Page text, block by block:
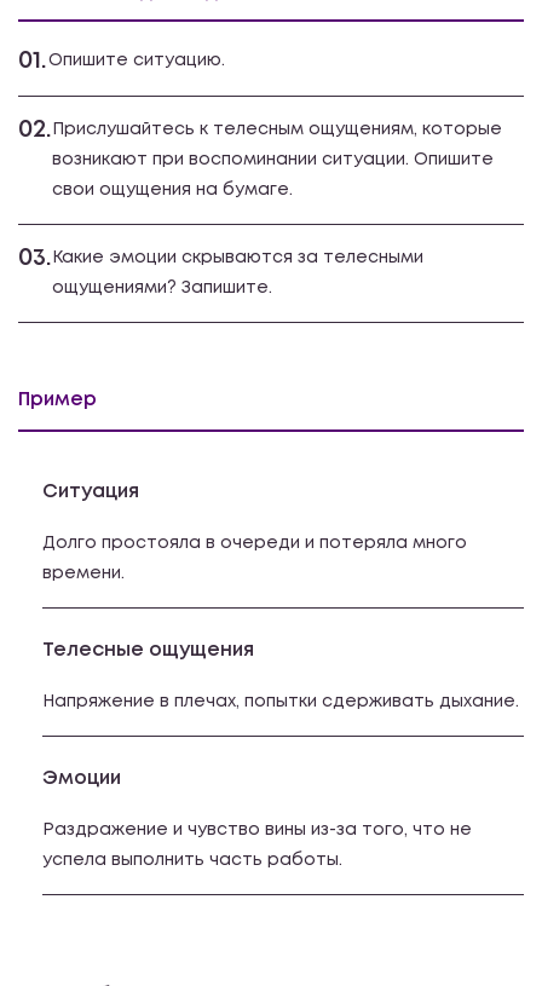
01.Опишите ситуацию.
02. Прислушайтесь к телесным ощущениям, которые
возникают при воспоминании ситуации. Опишите
свои ощущения на бумаге.
03. Какие эмоции скрываются за телесными
ощущениями? Запишите.
Пример
Ситуация
Долго простояла в очереди и потеряла много
времени.
Телесные ощущения
Напряжение в плечах, попытки сдерживать дыхание.
Эмоции
Раздражение и чувство вины из-за того, что не
успела выполнить часть работы.